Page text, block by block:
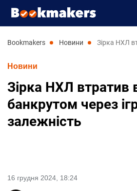
Букмекери
Казино
bookmakers новини
Новини
Зірка НХЛ втратив
банкрутом через
залежність
16 грудня 2024, 18:24